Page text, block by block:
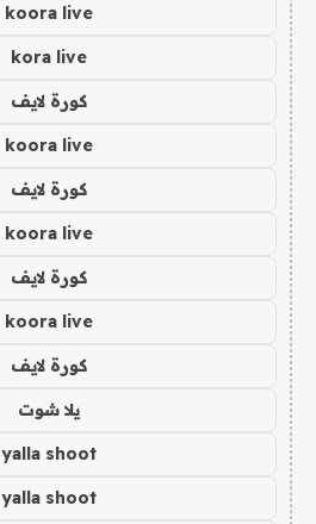
koora live
kora live
كورة لايف
koora live
كورة لايف
koora live
كورة لايف
koora live
كورة لايف
يلا شوت
yalla shoot
yalla shoot